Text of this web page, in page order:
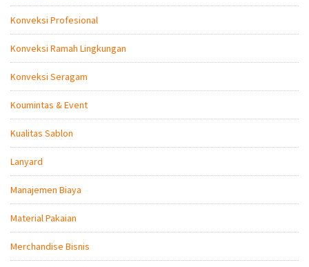
Konveksi Profesional
Konveksi Ramah Lingkungan
Konveksi Seragam
Koumintas & Event
Kualitas Sablon
Lanyard
Manajemen Biaya
Material Pakaian
Merchandise Bisnis